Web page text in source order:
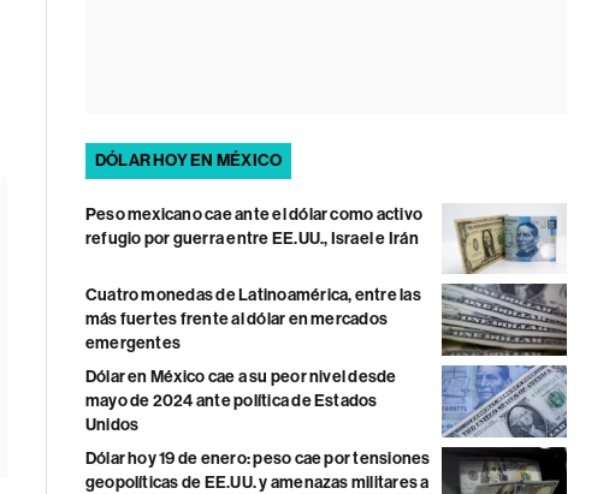
DÓLAR HOY EN MÉXICO
Peso mexicano cae ante el dólar como activo
refugio por guerra entre EE.UU., Israel e Irán
Cuatro monedas de Latinoamérica, entre las
más fuertes frente al dólar en mercados
emergentes
Dólar en México cae a su peor nivel desde
mayo de 2024 ante política de Estados
Unidos
Dólar hoy 19 de enero: peso cae por tensiones
geopolíticas de EE.UU. y amenazas militares a